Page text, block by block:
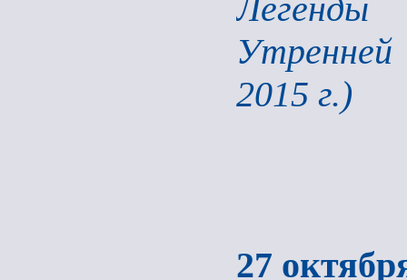
2015 г.)
27